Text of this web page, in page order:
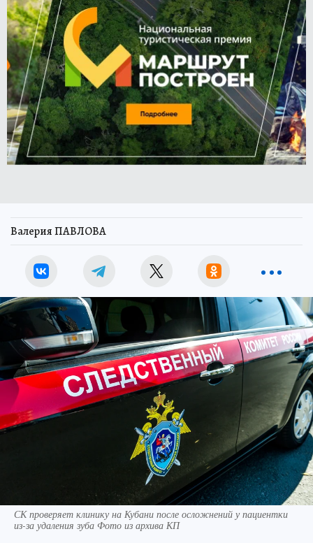
Валерия ПАВЛОВА
СК проверяет клинику на Кубани после осложнений у пациентки
из-за удаления зуба Фото из архива КП